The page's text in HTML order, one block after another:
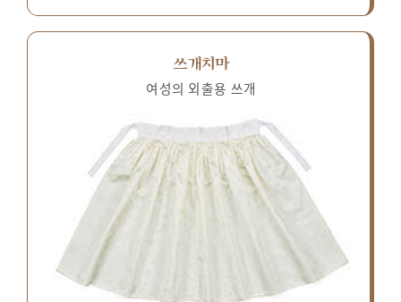
쓰개치마
여성의 외출용 쓰개